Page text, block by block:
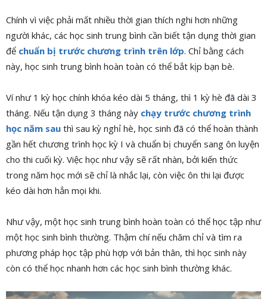
Chính vì việc phải mất nhiều thời gian thích nghi hơn những
người khác, các học sinh trung bình cần biết tận dụng thời gian
để chuẩn bị trước chương trình trên lớp. Chỉ bằng cách
này, học sinh trung bình hoàn toàn có thể bắt kịp bạn bè.
Ví như 1 kỳ học chính khóa kéo dài 5 tháng, thì 1 kỳ hè đã dài 3
tháng. Nếu tận dụng 3 tháng này chạy trước chương trình
học năm sau thì sau kỳ nghỉ hè, học sinh đã có thể hoàn thành
gần hết chương trình học kỳ I và chuẩn bị chuyển sang ôn luyện
cho thi cuối kỳ. Việc học như vậy sẽ rất nhàn, bởi kiến thức
trong năm học mới sẽ chỉ là nhắc lại, còn việc ôn thi lại được
kéo dài hơn hẳn mọi khi.
Như vậy, một học sinh trung bình hoàn toàn có thể học tập như
một học sinh bình thường. Thậm chí nếu chăm chỉ và tìm ra
phương pháp học tập phù hợp với bản thân, thì học sinh này
còn có thể học nhanh hơn các học sinh bình thường khác.